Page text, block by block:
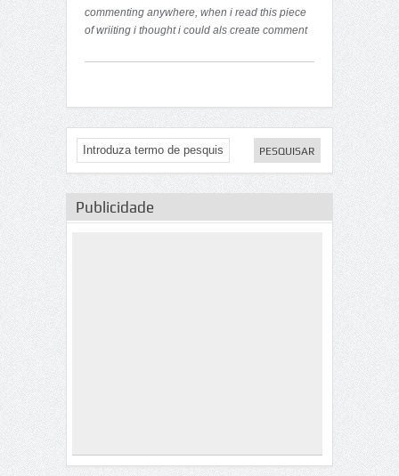
commenting anywhere, when i read this piece
of wriiting i thought i could als create comment
to this good post.
Publicidade